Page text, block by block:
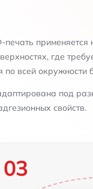
применяется
где
по всей окружности
под
свойств.
03